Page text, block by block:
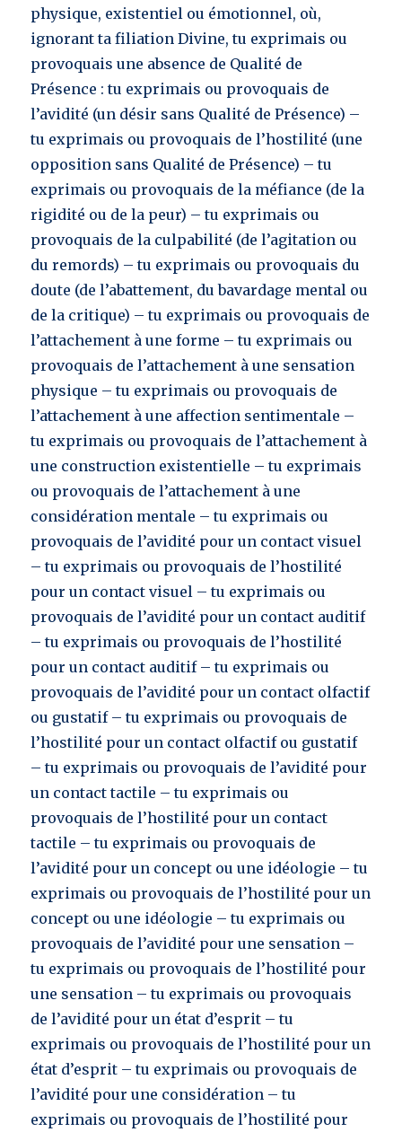
physique, existentiel ou émotionnel, où,
ignorant ta filiation Divine, tu exprimais ou
provoquais une absence de Qualité de
Présence : tu exprimais ou provoquais de
l’avidité (un désir sans Qualité de Présence) –
tu exprimais ou provoquais de l’hostilité (une
opposition sans Qualité de Présence) – tu
exprimais ou provoquais de la méfiance (de la
rigidité ou de la peur) – tu exprimais ou
provoquais de la culpabilité (de l’agitation ou
du remords) – tu exprimais ou provoquais du
doute (de l’abattement, du bavardage mental ou
de la critique) – tu exprimais ou provoquais de
l’attachement à une forme – tu exprimais ou
provoquais de l’attachement à une sensation
physique – tu exprimais ou provoquais de
l’attachement à une affection sentimentale –
tu exprimais ou provoquais de l’attachement à
une construction existentielle – tu exprimais
ou provoquais de l’attachement à une
considération mentale – tu exprimais ou
provoquais de l’avidité pour un contact visuel
– tu exprimais ou provoquais de l’hostilité
pour un contact visuel – tu exprimais ou
provoquais de l’avidité pour un contact auditif
– tu exprimais ou provoquais de l’hostilité
pour un contact auditif – tu exprimais ou
provoquais de l’avidité pour un contact olfactif
ou gustatif – tu exprimais ou provoquais de
l’hostilité pour un contact olfactif ou gustatif
– tu exprimais ou provoquais de l’avidité pour
un contact tactile – tu exprimais ou
provoquais de l’hostilité pour un contact
tactile – tu exprimais ou provoquais de
l’avidité pour un concept ou une idéologie – tu
exprimais ou provoquais de l’hostilité pour un
concept ou une idéologie – tu exprimais ou
provoquais de l’avidité pour une sensation –
tu exprimais ou provoquais de l’hostilité pour
une sensation – tu exprimais ou provoquais
de l’avidité pour un état d’esprit – tu
exprimais ou provoquais de l’hostilité pour un
état d’esprit – tu exprimais ou provoquais de
l’avidité pour une considération – tu
exprimais ou provoquais de l’hostilité pour